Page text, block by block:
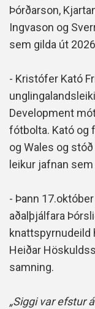
Þórðarson,
Ingvason og
sem gilda út 2026
- Kristófer Kató
Development
fótbolta. Kató og
og Wales og
leikur jafnan
- Þann
aðalþjálfara
knattspyrnudeild
Heiðar
samning.
„Siggi var efstur